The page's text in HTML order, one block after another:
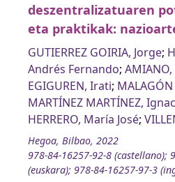
deszentralizatuaren
eta praktikak:
GUTIERREZ GOIRIA, Jorge;
Andrés Fernando;
EGIGUREN, Irati;
MARTÍNEZ MARTÍNEZ,
HERRERO, María José;
Hegoa, Bilbao, 2022
978-84-16257-92-8 (castellano);
(euskara); 978-84-16257-97-3